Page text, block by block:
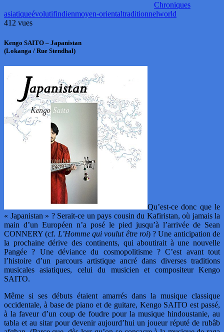
Chroniques
asiatiqueévolutifindienmoyen-orientaltraditionnelworld
412 vues
Kengo SAITO – Japanistan
(Lokanga / Rue Stendhal)
Qu’est-ce donc que le
« Japanistan » ? Serait-ce un pays cousin du Kafiristan, où jamais la
main d’un Européen n’a posé le pied jusqu’à l’arrivée de Sean
CONNERY (cf. L’Homme qui voulut être roi) ? Une anticipation de
la prochaine dérive des continents, qui aboutirait à une nouvelle
Pangée ? Une déviance du cosmopolitisme ? C’est avant tout
l’histoire d’un parcours artistique ancré dans diverses traditions
musicales asiatiques, celui du musicien et compositeur Kengo
SAITO.
Même si ses débuts étaient amarrés dans la musique classique
occidentale, à base de piano et de guitare, Kengo SAITO est passé,
à la faveur d’un coup de foudre pour la musique hindoustanie, au
tabla et au sitar pour devenir aujourd’hui un joueur réputé de rubâb